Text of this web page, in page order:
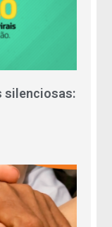
silenciosas: